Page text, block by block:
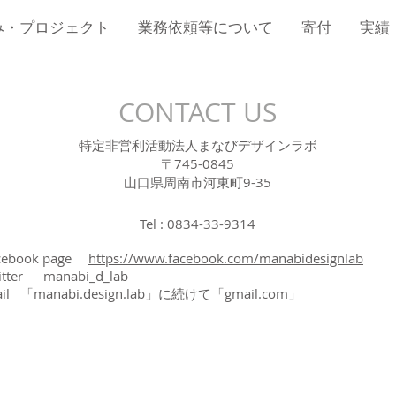
プロジェクト 業務依頼等について 寄付 実績
CONTACT US
​特定非営利活動法人まなびデザインラボ
〒745-0845
山口県周南市河東町9-35
Tel : 0834-33-9314
page https://www.facebook.com/manabidesignlab
manabi_d_lab
「manabi.design.lab」に続けて「gmail.com」